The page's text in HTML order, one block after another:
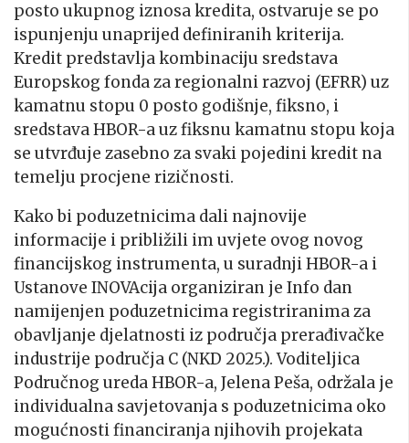
posto ukupnog iznosa kredita, ostvaruje se po
ispunjenju unaprijed definiranih kriterija.
Kredit predstavlja kombinaciju sredstava
Europskog fonda za regionalni razvoj (EFRR) uz
kamatnu stopu 0 posto godišnje, fiksno, i
sredstava HBOR-a uz fiksnu kamatnu stopu koja
se utvrđuje zasebno za svaki pojedini kredit na
temelju procjene rizičnosti.
Kako bi poduzetnicima dali najnovije
informacije i približili im uvjete ovog novog
financijskog instrumenta, u suradnji HBOR-a i
Ustanove INOVAcija organiziran je Info dan
namijenjen poduzetnicima registriranima za
obavljanje djelatnosti iz područja prerađivačke
industrije područja C (NKD 2025.). Voditeljica
Područnog ureda HBOR-a, Jelena Peša, održala je
individualna savjetovanja s poduzetnicima oko
mogućnosti financiranja njihovih projekata